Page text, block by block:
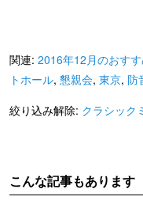
関連: 2016年12月のおす
トホール, 懇親会, 東京, 防
絞り込み解除: クラシック
こんな記事もあります